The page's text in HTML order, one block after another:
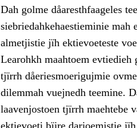
Dah golme dåaresthfaageles
siebriedahkehaestieminie
almetjistie jïh ektievoeteste
Learohkh maahtoem evtiedieh
tjïrrh dåeriesmoerigujmie
dilemmah vuejnedh teemine.
laavenjostoen tjïrrh maehtebe